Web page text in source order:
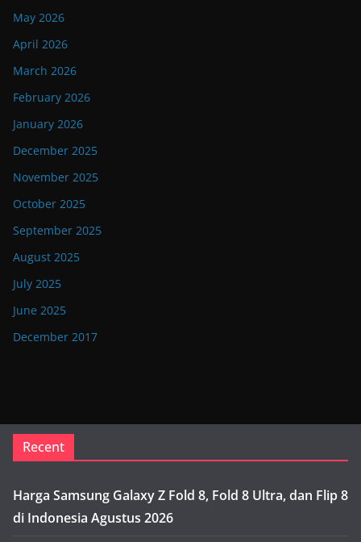
May 2026
April 2026
March 2026
February 2026
January 2026
December 2025
November 2025
October 2025
September 2025
August 2025
July 2025
June 2025
December 2017
Recent
Harga Samsung Galaxy Z Fold 8, Fold 8 Ultra, dan Flip 8
di Indonesia Agustus 2026